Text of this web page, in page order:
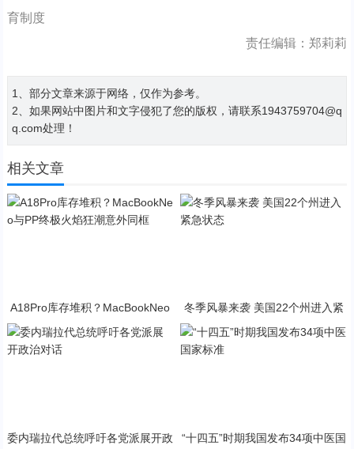
育制度
责任编辑：郑莉莉
1、部分文章来源于网络，仅作为参考。
2、如果网站中图片和文字侵犯了您的版权，请联系1943759704@q
q.com处理！
相关文章
A18Pro库存堆积？MacBookNeo
与PP终极火焰狂潮意外同框
冬季风暴来袭 美国22个州进入紧
急状态
委内瑞拉代总统呼吁各党派展开政
“十四五”时期我国发布34项中医国